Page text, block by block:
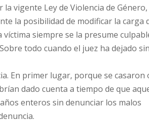
vigente Ley de Violencia de Género,
la posibilidad de modificar la carga
siempre se la presume
todo cuando el juez ha dejado sin
En primer lugar, porque se casaron
dado cuenta a tiempo de que
enteros sin denunciar los malos